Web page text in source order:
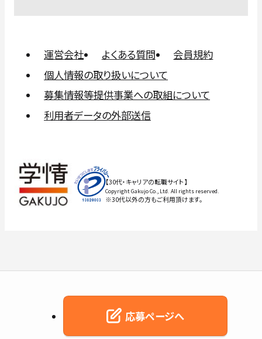
応募ページへ
運営会社 よくある質問
会員規約
個人情報の取り扱いについて
募集情報等提供事業への取組について
利用者データの外部送信
【30代・キャリアの転職サイト】
Copyright Gakujo Co., Ltd. All rights reserved.
※30代以外の方もご利用頂けます。